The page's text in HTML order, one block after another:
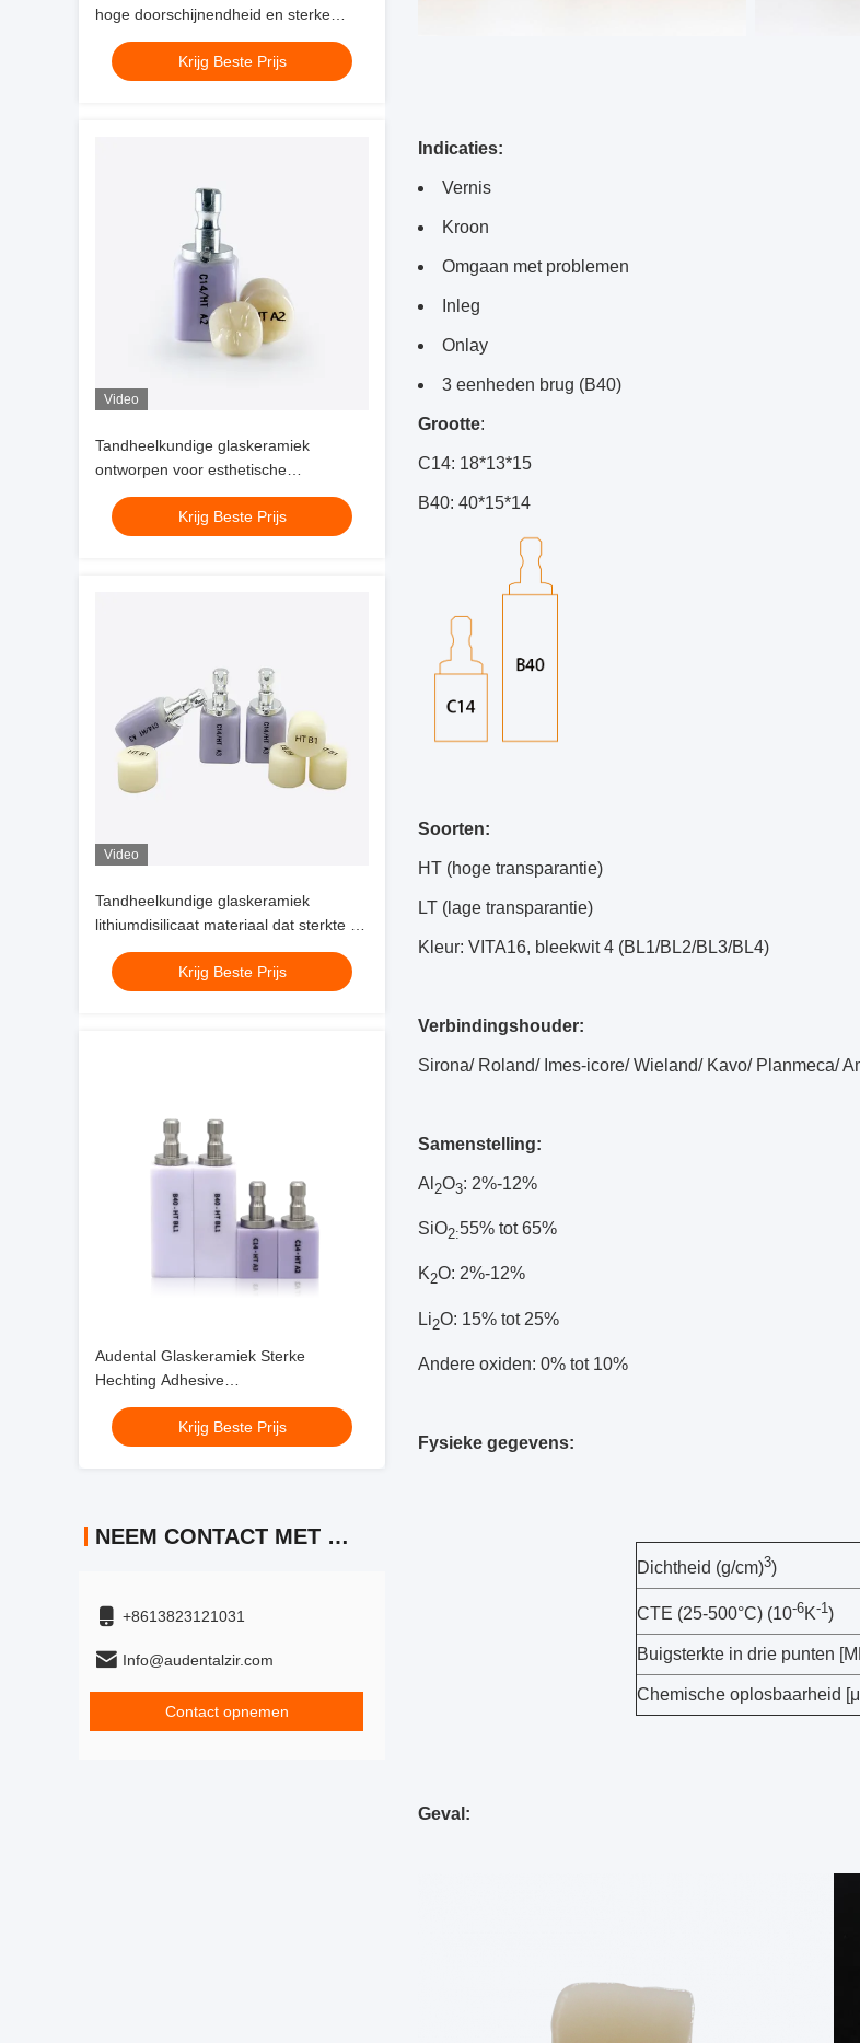
hoge doorschijnendheid en sterke
binding ideaal voor fineer kronen
voorste bruggen en inleg
Krijg Beste Prijs
Video
Tandheelkundige glaskeramiek
ontworpen voor esthetische
restauraties die hoge doorzichtigheid,
natuurlijke fluorescentie en
duurzaamheid vereisen
Krijg Beste Prijs
Video
Tandheelkundige glaskeramiek
lithiumdisilicaat materiaal dat sterkte en
esthetische prestaties biedt voor
anterieur tandheelkundig werk
Krijg Beste Prijs
Audental Glaskeramiek Sterke
Hechting Adhesive
Cementeringstechnieken voor Anterior
RestauratiesKrijg Beste Prijs
NEEM CONTACT MET ONS OP
+8613823121031
Info@audentalzir.com
Contact opnemen
Indicaties:
Vernis
Kroon
Omgaan met problemen
Inleg
Onlay
3 eenheden brug (B40)
Grootte:
C14: 18*13*15
B40: 40*15*14
Soorten:
HT (hoge transparantie)
LT (lage transparantie)
Kleur: VITA16, bleekwit 4 (BL1/BL2/BL3/BL4)
Verbindingshouder:
Sirona/ Roland/ Imes-icore/ Wieland/ Kavo/ Planmeca/
Samenstelling:
Al 2O3: 2%-12%
SiO2:55% tot 65%
K2O: 2%-12%
Li2O: 15% tot 25%
Andere oxiden: 0% tot 10%
Fysieke gegevens:
Dichtheid (g/cm)3)
CTE (25-500°C) (10-6K-1 )
Buigsterkte in drie punten
Chemische oplosbaarheid
Geval: